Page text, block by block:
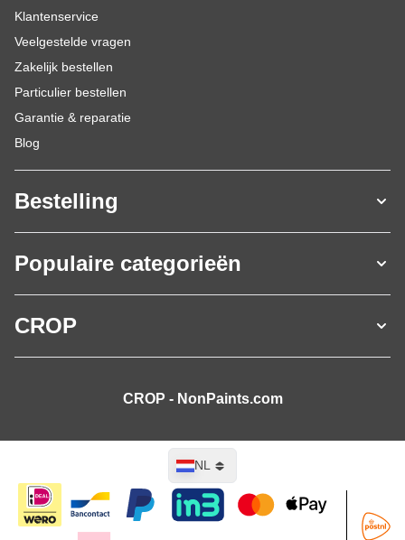
Klantenservice
Veelgestelde vragen
Zakelijk bestellen
Particulier bestellen
Garantie & reparatie
Blog
Bestelling
Populaire categorieën
CROP
CROP - NonPaints.com
Taal
NL